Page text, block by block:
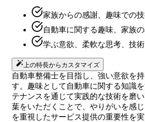
家族からの感謝、趣味での
自動車に関する趣味、家族
学ぶ意欲、柔軟な思考、技
上の特長からカスタマイズ
自動車整備士を目指し、強い意欲を
す。趣味として自動車に関する知識
テナンスを通じて実践的な技術を磨
葉をいただくことで、やりがいを感
を重視したサービス提供の重要性を実